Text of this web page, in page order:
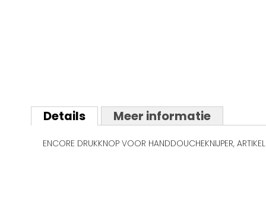
naar
het
van
Details
ENCORE DRUKKNOP VOOR HANDDOUCHEKNIJPER,
Meer informatie